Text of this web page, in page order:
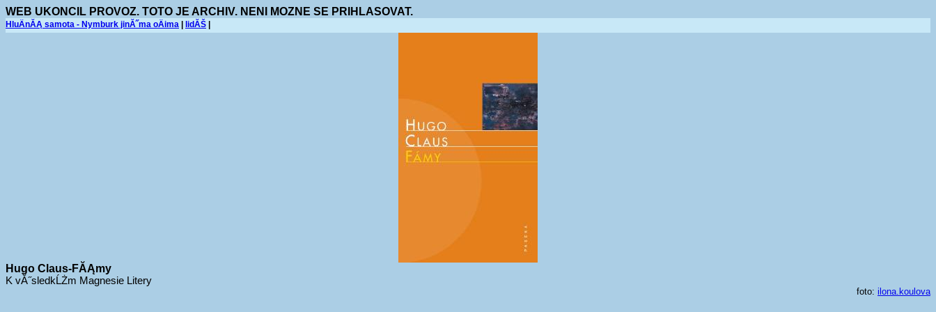
WEB UKONCIL PROVOZ. TOTO JE ARCHIV. NENI MOZNE SE PRIHLASOVAT.
HluÄnĂĄ samota - Nymburk jinĂ˝ma oÄima lidĂŠ
Hugo Claus-FĂĄmy
K vĂ˝sledkĹŻm Magnesie Litery
foto: ilona.koulova